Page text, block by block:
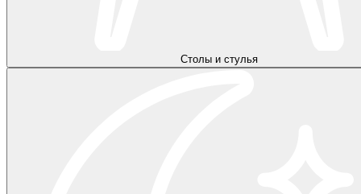
Столы и стулья